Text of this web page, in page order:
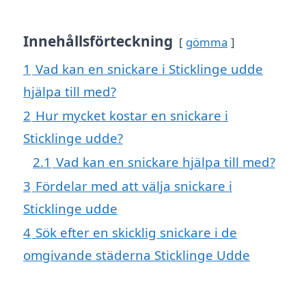
Innehållsförteckning gömma
1 Vad kan en snickare i Sticklinge udde
hjälpa till med?
2 Hur mycket kostar en snickare i
Sticklinge udde?
2.1 Vad kan en snickare hjälpa till med?
3 Fördelar med att välja snickare i
Sticklinge udde
4 Sök efter en skicklig snickare i de
omgivande städerna Sticklinge Udde